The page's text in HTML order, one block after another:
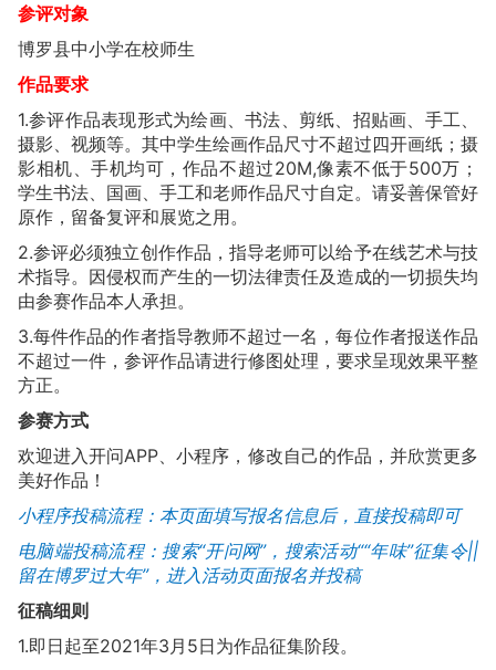
参评对象
博罗县中小学在校师生
作品要求
1.参评作品表现形式为绘画、书法、剪纸、招贴画、手工、
摄影、视频等。其中学生绘画作品尺寸不超过四开画纸；摄
影相机、手机均可，作品不超过20M,像素不低于500万；
学生书法、国画、手工和老师作品尺寸自定。请妥善保管好
原作，留备复评和展览之用。
2.参评必须独立创作作品，指导老师可以给予在线艺术与技
术指导。因侵权而产生的一切法律责任及造成的一切损失均
由参赛作品本人承担。
3.每件作品的作者指导教师不超过一名，每位作者报送作品
不超过一件，参评作品请进行修图处理，要求呈现效果平整
方正。
参赛方式
欢迎进入开问APP、小程序，修改自己的作品，并欣赏更多
美好作品！
小程序投稿流程：本页面填写报名信息后，直接投稿即可
电脑端投稿流程：搜索“开问网”，搜索活动““年味”征集令||
留在博罗过大年”，进入活动页面报名并投稿
征稿细则
1.即日起至2021年3月5日为作品征集阶段。